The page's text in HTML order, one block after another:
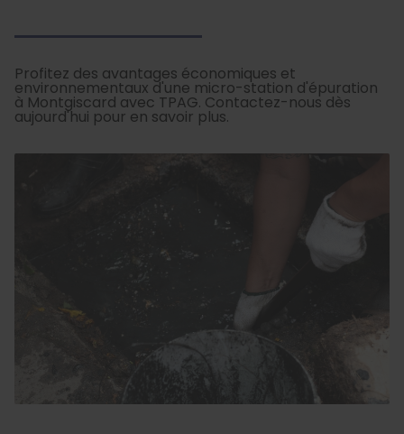
Profitez des avantages économiques et
environnementaux d'une micro-station d'épuration
à Montgiscard avec TPAG. Contactez-nous dès
aujourd'hui pour en savoir plus.